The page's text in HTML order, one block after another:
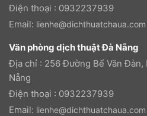
Điện thoại : 0932237939
Email: lienhe@dichthuatchaua.com
Văn phòng dịch thuật Đà Nẵng
Địa chỉ : 256 Đường Bế Văn Đàn,
Nẵng
Điện thoại : 0932237939
Email: lienhe@dichthuatchaua.com